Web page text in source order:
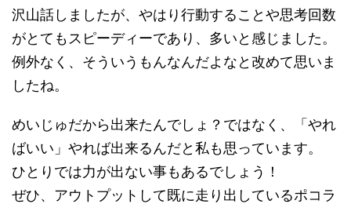
沢山話しましたが、やはり行動することや思考回数
がとてもスピーディーであり、多いと感じました。
例外なく、そういうもんなんだよなと改めて思いま
したね。
めいじゅだから出来たんでしょ？ではなく、「やれ
ばいい」やれば出来るんだと私も思っています。
ひとりでは力が出ない事もあるでしょう！
ぜひ、アウトプットして既に走り出しているポコラ